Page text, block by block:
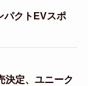
パクトEVスポ
決定、ユニーク